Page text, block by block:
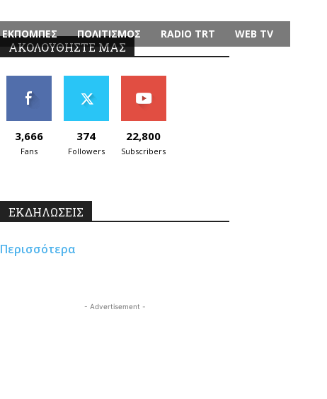
ΕΚΠΟΜΠΕΣ ΠΟΛΙΤΙΣΜΟΣ RADIO TRT WEB TV
ΑΚΟΛΟΥΘΗΣΤΕ ΜΑΣ
3,666
Fans
374
Followers
22,800
Subscribers
ΕΚΔΗΛΩΣΕΙΣ
Περισσότερα
- Advertisement -